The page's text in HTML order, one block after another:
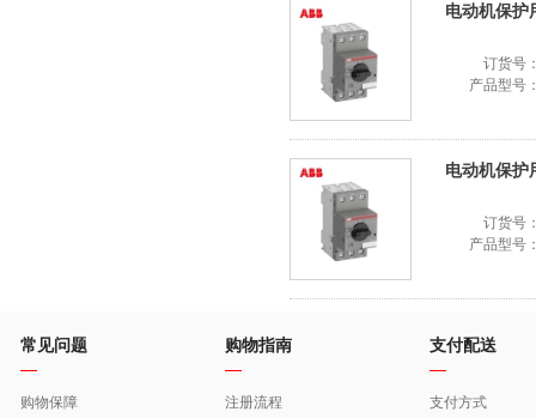
电动机保护
订货号
产品型号
电动机保护
订货号
产品型号
常见问题
购物保障
购物指南
注册流程
支付配送
支付方式